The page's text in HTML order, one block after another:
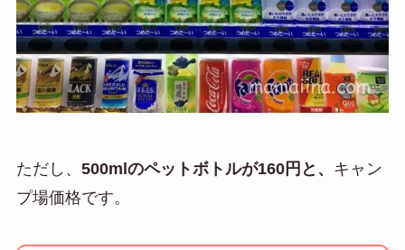
ただし、 500mlのペットボトルが160円と、 キャン
プ場価格です。